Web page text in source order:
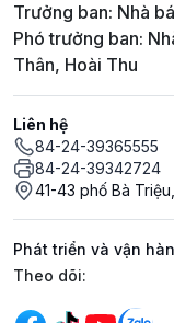
Trưởng ban: Nhà
Phó trưởng ban:
Thân, Hoài Thu
Liên hệ
84-24-39365555
84-24-39342724
41-43 phố Bà
Phát triển và vận
Mạng xã hội
Theo dõi: